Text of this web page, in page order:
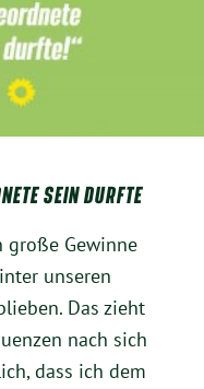
SEIN DURFTE
große Gewinne
unseren
Das zieht
nach sich
dass ich dem